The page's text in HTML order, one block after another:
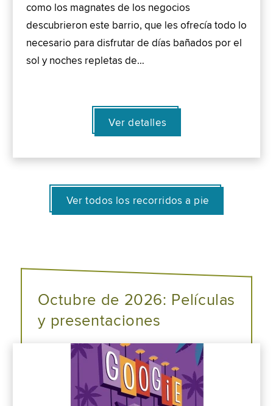
como los magnates de los negocios
descubrieron este barrio, que les ofrecía todo lo
necesario para disfrutar de días bañados por el
sol y noches repletas de…
Ver detalles
Ver todos los recorridos a pie
Octubre de 2026: Películas
y presentaciones